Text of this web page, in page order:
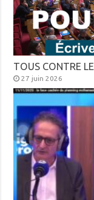
TOUS CONTRE
27 juin 2026